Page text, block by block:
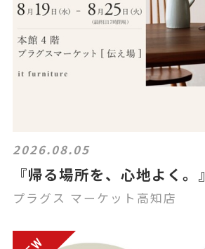
2026.08.05
『帰る場所を、心地よく。』
プラグス マーケット高知店